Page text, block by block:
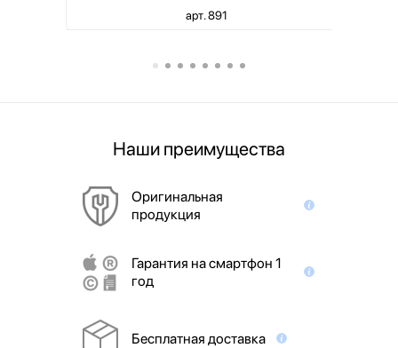
арт. 891
Наши преимущества
Оригинальная
продукция
Гарантия на смартфон 1
год
Бесплатная доставка